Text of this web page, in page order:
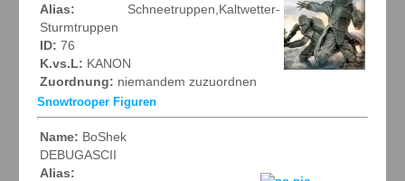
Alias: Schneetruppen,Kaltwetter-
Sturmtruppen
ID: 76
K.vs.L: KANON
Zuordnung: niemandem zuzuordnen
Snowtrooper Figuren
Name: BoShek
DEBUGASCII
Alias: